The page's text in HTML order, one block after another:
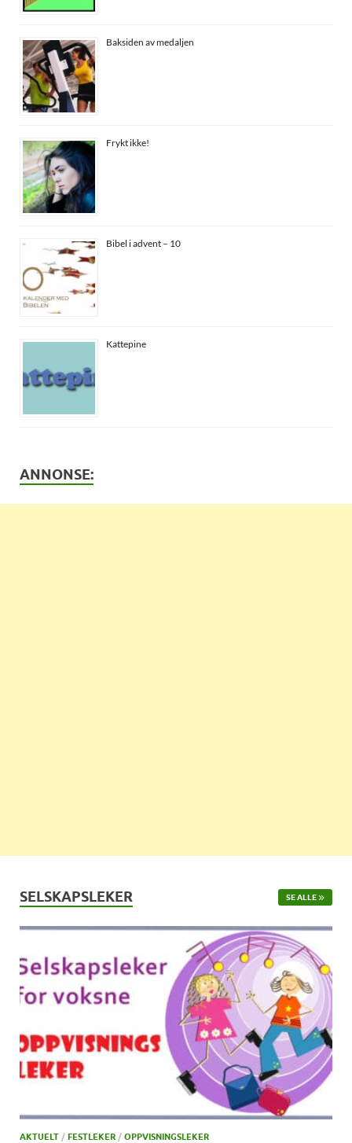
Baksiden av medaljen
Frykt ikke!
Bibel i advent – 10
Kattepine
ANNONSE:
SELSKAPSLEKER SE ALLE
AKTUELT / FESTLEKER / OPPVISNINGSLEKER